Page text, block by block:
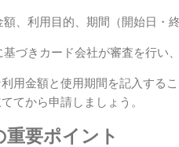
、利用目的、期間（開始日・
づきカード会社が審査を行い
用金額と使用期間を記入する
てから申請しましょう。
要ポイント